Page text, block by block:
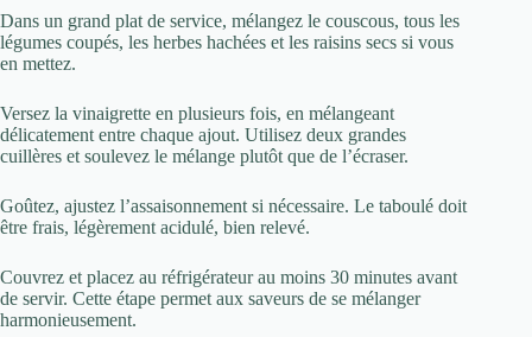
Dans un grand plat de service, mélangez le couscous, tous les
légumes coupés, les herbes hachées et les raisins secs si vous
en mettez.
Versez la vinaigrette en plusieurs fois, en mélangeant
délicatement entre chaque ajout. Utilisez deux grandes
cuillères et soulevez le mélange plutôt que de l’écraser.
Goûtez, ajustez l’assaisonnement si nécessaire. Le taboulé doit
être frais, légèrement acidulé, bien relevé.
Couvrez et placez au réfrigérateur au moins 30 minutes avant
de servir. Cette étape permet aux saveurs de se mélanger
harmonieusement.